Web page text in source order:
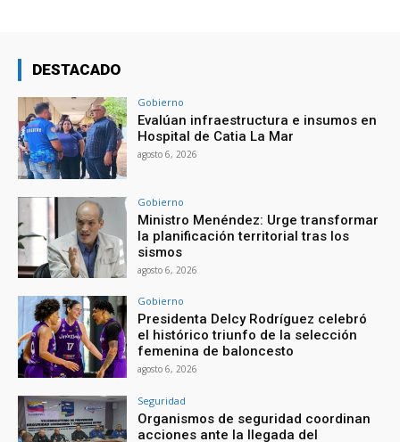
DESTACADO
Gobierno
Evalúan infraestructura e insumos en
Hospital de Catia La Mar
agosto 6, 2026
Gobierno
Ministro Menéndez: Urge transformar
la planificación territorial tras los
sismos
agosto 6, 2026
Gobierno
Presidenta Delcy Rodríguez celebró
el histórico triunfo de la selección
femenina de baloncesto
agosto 6, 2026
Seguridad
Organismos de seguridad coordinan
acciones ante la llegada del